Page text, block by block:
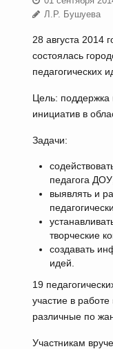
Л.Р. Бушуева
28 августа 2014
состоялась
педагогических
Цель: поддержка
инициатив в
Задачи:
педагога
выявлять и
творческие
создавать
идей.
19
участие в
различные по
Участникам